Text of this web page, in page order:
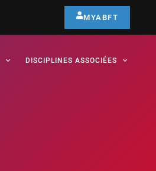
MYABFT
DISCIPLINES ASSOCIÉES